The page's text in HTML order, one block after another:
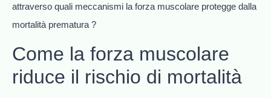
attraverso quali meccanismi la forza muscolare protegge dalla
mortalità prematura ?
Come la forza muscolare
riduce il rischio di mortalità